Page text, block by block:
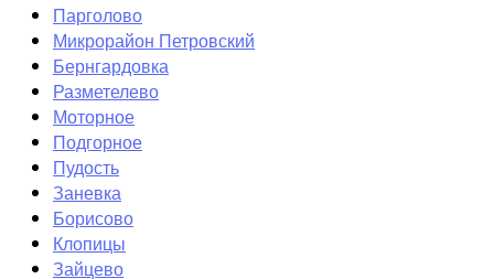
Парголово
Микрорайон Петровский
Бернгардовка
Разметелево
Моторное
Подгорное
Пудость
Заневка
Борисово
Клопицы
Зайцево